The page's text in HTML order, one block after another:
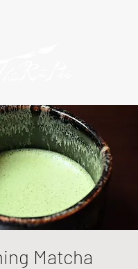
Matcha